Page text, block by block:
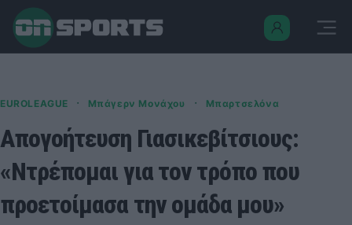
EUROLEAGUE · Μπάγερν Μονάχου · Μπαρτσελόνα
Απογοήτευση Γιασικεβίτσιους:
«Ντρέπομαι για τον τρόπο που
προετοίμασα την ομάδα μου»